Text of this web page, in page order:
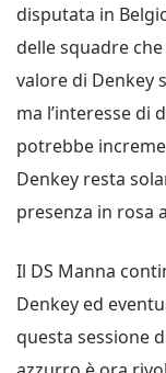
disputata in
delle squadre
valore di Denkey
ma l’interesse di
potrebbe
Denkey resta
presenza in rosa
Il DS Manna
Denkey ed
questa sessione